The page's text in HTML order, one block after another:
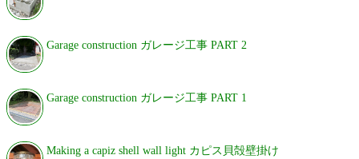
Garage construction ガレージ工事 PART 2
Garage construction ガレージ工事 PART 1
Making a capiz shell wall light カピス貝殻壁掛け